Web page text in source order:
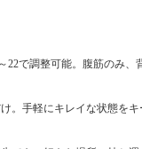
で調整可能。腹筋のみ、
。手軽にキレイな状態をキ